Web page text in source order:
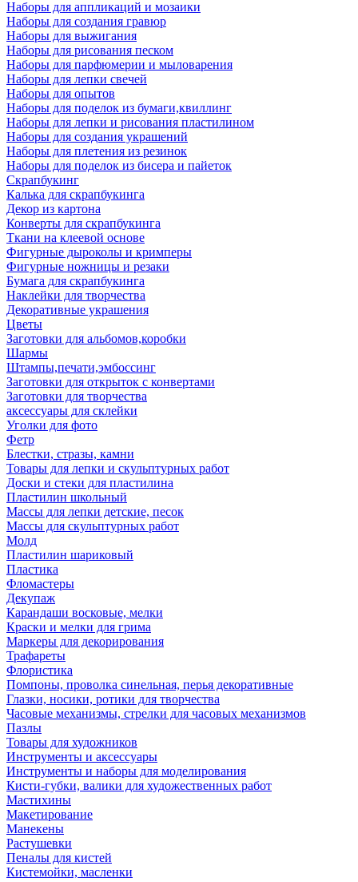
Наборы для аппликаций и мозаики
Наборы для создания гравюр
Наборы для выжигания
Наборы для рисования песком
Наборы для парфюмерии и мыловарения
Наборы для лепки свечей
Наборы для опытов
Наборы для поделок из бумаги,квиллинг
Наборы для лепки и рисования пластилином
Наборы для создания украшений
Наборы для плетения из резинок
Наборы для поделок из бисера и пайеток
Скрапбукинг
Калька для скрапбукинга
Декор из картона
Конверты для скрапбукинга
Ткани на клеевой основе
Фигурные дыроколы и кримперы
Фигурные ножницы и резаки
Бумага для скрапбукинга
Наклейки для творчества
Декоративные украшения
Цветы
Заготовки для альбомов,коробки
Шармы
Штампы,печати,эмбоссинг
Заготовки для открыток с конвертами
Заготовки для творчества
аксессуары для склейки
Уголки для фото
Фетр
Блестки, стразы, камни
Товары для лепки и скульптурных работ
Доски и стеки для пластилина
Пластилин школьный
Массы для лепки детские, песок
Массы для скульптурных работ
Молд
Пластилин шариковый
Пластика
Фломастеры
Декупаж
Карандаши восковые, мелки
Краски и мелки для грима
Маркеры для декорирования
Трафареты
Флористика
Помпоны, проволка синельная, перья декоративные
Глазки, носики, ротики для творчества
Часовые механизмы, стрелки для часовых механизмов
Пазлы
Товары для художников
Инструменты и аксессуары
Инструменты и наборы для моделирования
Кисти-губки, валики для художественных работ
Мастихины
Макетирование
Манекены
Растушевки
Пеналы для кистей
Кистемойки, масленки